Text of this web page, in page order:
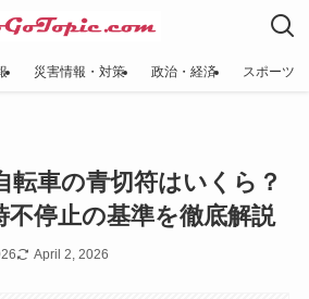
災害情報・対策 政治・経済 スポーツ
転車の青切符はいくら？
不停止の基準を徹底解説
April 2, 2026